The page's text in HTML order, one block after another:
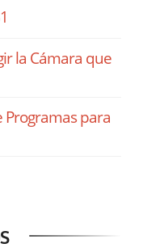
la Cámara que
Programas para